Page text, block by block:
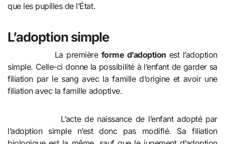
que les pupilles de l’État.
L’adoption simple
La première forme d’adoption est l’adoption
simple. Celle-ci donne la possibilité à l’enfant de garder sa
filiation par le sang avec la famille d’origine et avoir une
filiation avec la famille adoptive.
L’acte de naissance de l’enfant adopté par
l’adoption simple n’est donc pas modifié. Sa filiation